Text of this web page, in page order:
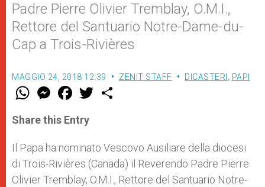
Padre Pierre Olivier Tremblay, O.M.I.,
Rettore del Santuario Notre-Dame-du-
Cap a Trois-Rivières
MAGGIO 24, 2018 12:39 ZENIT STAFF DICASTERI , PAPI
W
t
s
p
p
M
e
s
e
g
e
r
F
a
e
b
o
k
w
r
Share this Entry
Il Papa ha nominato Vescovo Ausiliare della diocesi
di Trois-Rivières (Canada) il Reverendo Padre Pierre
Olivier Tremblay, O.M.I., Rettore del Santuario Notre-